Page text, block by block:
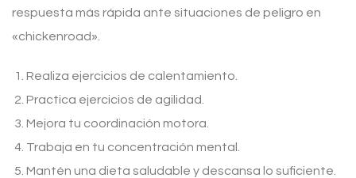
respuesta más rápida ante situaciones de peligro en
«chickenroad».
Realiza ejercicios de calentamiento.
Practica ejercicios de agilidad.
Mejora tu coordinación motora.
Trabaja en tu concentración mental.
Mantén una dieta saludable y descansa lo suficiente.